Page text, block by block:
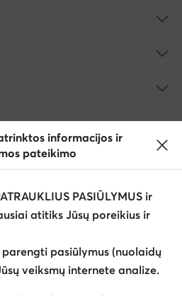
informacijos ir
pateikimo
PASIŪLYMUS ir
atitiks Jūsų poreikius ir
pasiūlymus (nuolaidų
veiksmų internete analize.